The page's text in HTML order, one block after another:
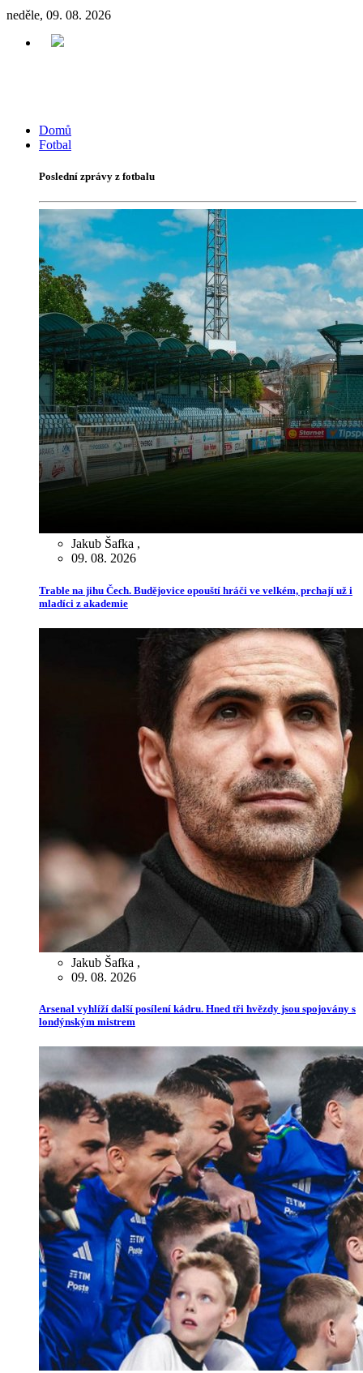
neděle, 09. 08. 2026
Domů
Fotbal
Poslední zprávy z fotbalu
Jakub Šafka ,
09. 08. 2026
Trable na jihu Čech. Budějovice opouští hráči ve velkém, prchají už i
mladíci z akademie
Jakub Šafka ,
09. 08. 2026
Arsenal vyhlíží další posílení kádru. Hned tři hvězdy jsou spojovány s
londýnským mistrem